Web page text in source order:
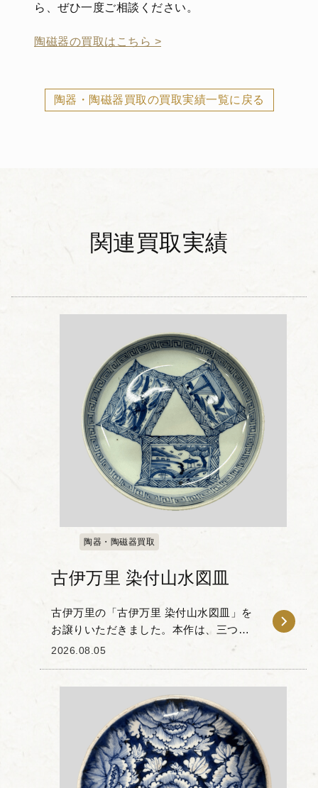
ら、ぜひ一度ご相談ください。
陶磁器の買取はこちら >
陶器・陶磁器買取の買取実績一覧に戻る
関連買取実績
陶器・陶磁器買取
古伊万里 染付山水図皿
古伊万里の「古伊万里 染付山水図皿」を
お譲りいただきました。本作は、三つの
四角い絵窓を連ねるように配置した構図
2026.08.05